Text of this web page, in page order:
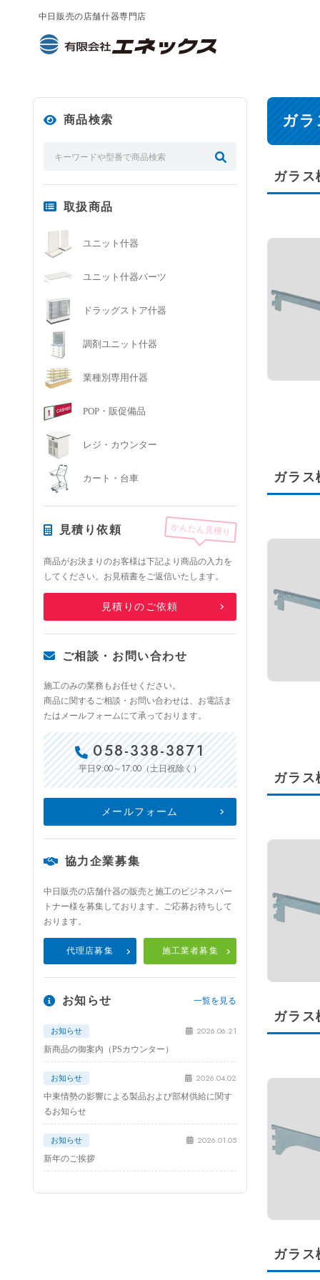
中日販売の店舗什器専門店
商品検索
取扱商品
ユニット什器
ユニット什器パーツ
ドラッグストア什器
調剤ユニット什器
業種別専用什器
POP・販促備品
レジ・カウンター
カート・台車
見積り依頼 かんたん見積り
商品がお決まりのお客様は下記より商品の入力を
してください。お見積書をご返信いたします。
見積りのご依頼
ご相談・お問い合わせ
施工のみの業務もお任せください。
商品に関するご相談・お問い合わせは、お電話ま
たはメールフォームにて承っております。
058-338-3871
平日9:00～17:00（土日祝除く）
メールフォーム
協力企業募集
中日販売の店舗什器の販売と施工のビジネスパー
トナー様を募集しております。ご応募お待ちして
おります。
代理店募集 施工業者募集
お知らせ 一覧を見る
お知らせ 2026.06.21
新商品の御案内（PSカウンター）
お知らせ 2026.04.02
中東情勢の影響による製品および部材供給に関す
るお知らせ
お知らせ 2026.01.05
新年のご挨拶
ガ
ガラ
ガラ
ガラ
ガラ
ガラ